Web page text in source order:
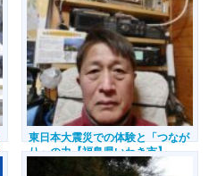
東日本大震災での体験と「つなが
り」の力【福島県いわき市】